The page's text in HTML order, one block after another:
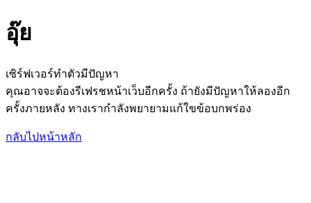
อุ๊ย
เซิร์ฟเวอร์ทำตัวมีปัญหา
คุณอาจจะต้องรีเฟรชหน้าเว็บอีกครั้ง ถ้ายังมีปัญหาให้ลองอีก
ครั้งภายหลัง ทางเรากำลังพยายามแก้ใขข้อบกพร่อง
กลับไปหน้าหลัก